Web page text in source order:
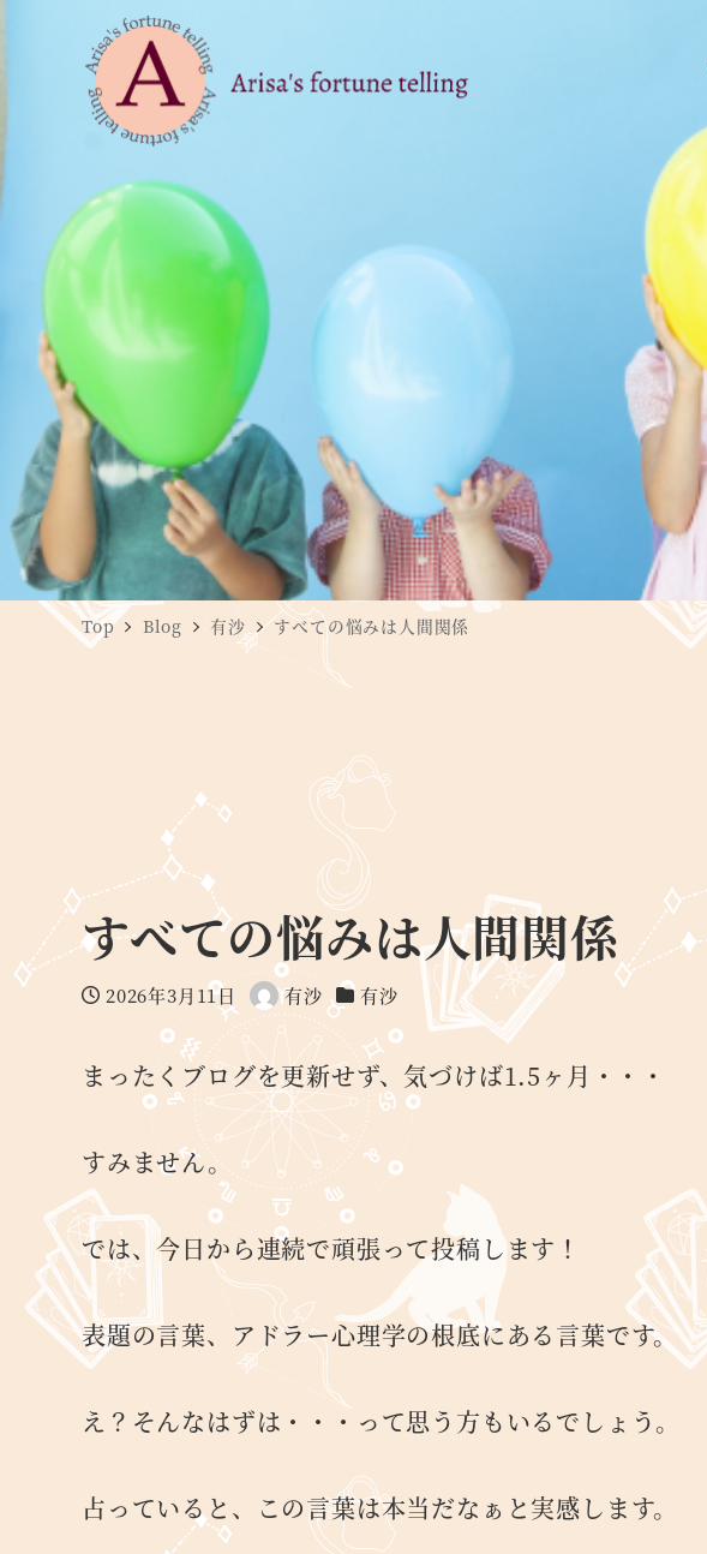
Top Blog 有沙 すべての悩みは人間関係
すべての悩みは人間関係
投稿日
2026年3月11日
著
者
有沙
カテゴリー
有沙
まったくブログを更新せず、気づけば1.5ヶ月・・・
すみません。
では、今日から連続で頑張って投稿します！
表題の言葉、アドラー心理学の根底にある言葉です。
え？そんなはずは・・・って思う方もいるでしょう。
占っていると、この言葉は本当だなぁと実感します。